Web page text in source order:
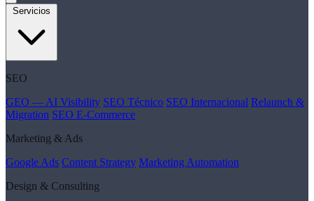
Servicios
SEO
GEO — AI Visibility SEO Técnico SEO Internacional Relaunch &
Migration SEO E-Commerce
Marketing & Ads
Google Ads Content Strategy Marketing Automation
Design & Consulting